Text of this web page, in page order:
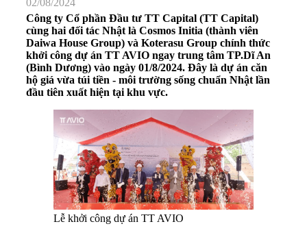
02/08/2024
Công ty Cổ phần Đầu tư TT Capital (TT Capital)
cùng hai đối tác Nhật là Cosmos Initia (thành viên
Daiwa House Group) và Koterasu Group chính thức
khởi công dự án TT AVIO ngay trung tâm TP.Dĩ An
(Bình Dương) vào ngày 01/8/2024. Đây là dự án căn
hộ giá vừa túi tiền - môi trường sống chuẩn Nhật lần
đầu tiên xuất hiện tại khu vực.
Lễ khởi công dự án TT AVIO